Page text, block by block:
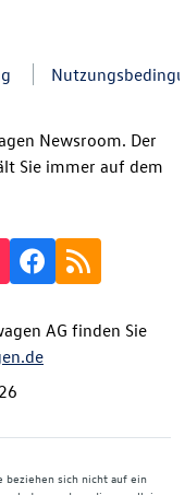
Newsroom. Der
Sie immer auf dem
AG finden Sie
beziehen sich nicht auf ein